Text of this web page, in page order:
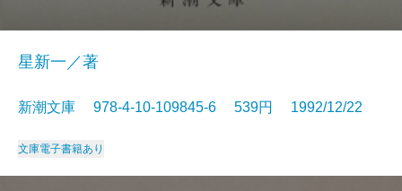
星新一／著
新潮文庫 978-4-10-109845-6 539円 1992/12/22
文庫電子書籍あり